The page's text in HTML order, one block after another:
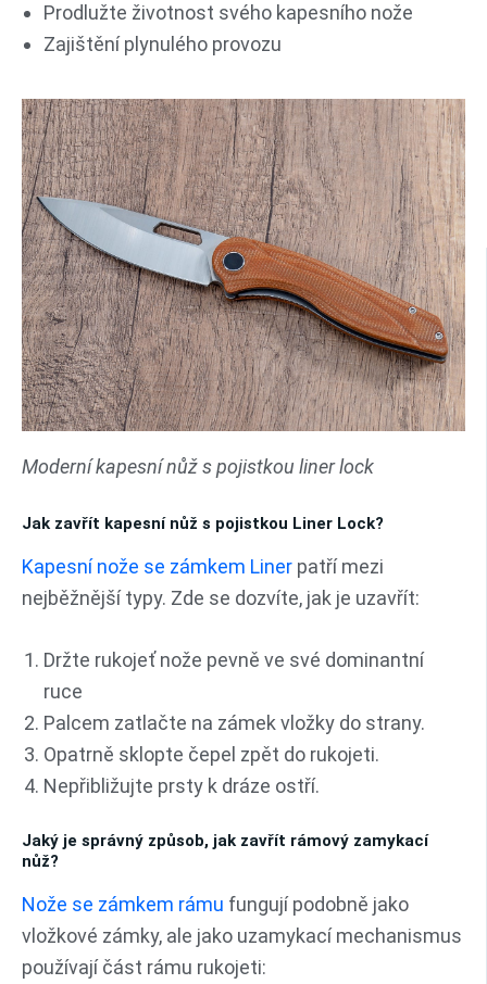
Prodlužte životnost svého kapesního nože
Zajištění plynulého provozu
Moderní kapesní nůž s pojistkou liner lock
Jak zavřít kapesní nůž s pojistkou Liner Lock?
Kapesní nože se zámkem Liner patří mezi
nejběžnější typy. Zde se dozvíte, jak je uzavřít:
Držte rukojeť nože pevně ve své dominantní
ruce
Palcem zatlačte na zámek vložky do strany.
Opatrně sklopte čepel zpět do rukojeti.
Nepřibližujte prsty k dráze ostří.
Jaký je správný způsob, jak zavřít rámový zamykací
nůž?
Nože se zámkem rámu fungují podobně jako
vložkové zámky, ale jako uzamykací mechanismus
používají část rámu rukojeti: